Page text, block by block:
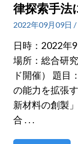
律探索手法
2022年09月09日 /
日時：2022年
場所：総合研
ド開催） 題目
の能力を拡張
新材料の創製
合 . . .